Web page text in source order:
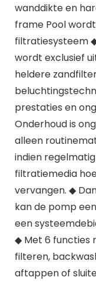
wanddikte en
frame Pool
filtratiesysteem
wordt exclusief
heldere
prestaties en
Onderhoud is
alleen
indien
filtratiemedia
vervangen. ◆
kan de pomp
een
◆ Met 6 functies
filteren,
aftappen of